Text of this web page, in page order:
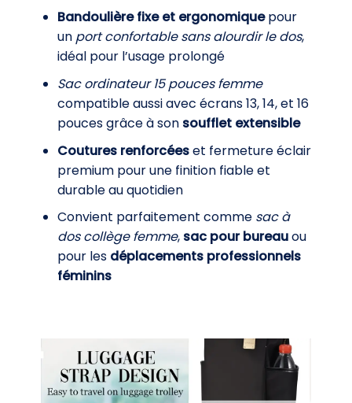
Bandoulière fixe et ergonomiquepour
un port confortable sans alourdir le dos,
idéal pour l’usage prolongé
Sac ordinateur 15 pouces femme
compatible aussi avec écrans 13, 14, et 16
pouces grâce à son soufflet extensible
Coutures renforcéeset fermeture éclair
premium pour une finition fiable et
durable au quotidien
Convient parfaitement comme sac à
dos collège femme, sac pour bureauou
pour les déplacements professionnels
féminins